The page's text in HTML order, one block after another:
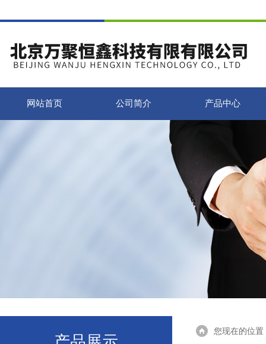
网站首页 公司简介 产品中心
您现在的位置